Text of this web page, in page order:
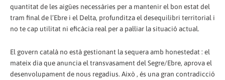
quantitat de les aigües necessàries per a mantenir el bon estat del
tram final de l’Ebre i el Delta, profunditza el desequilibri territorial i
no te cap utilitat ni eficàcia real per a pal·liar la situació actual.
El govern català no està gestionant la sequera amb honestedat : el
mateix dia que anuncia el transvasament del Segre/Ebre, aprova el
desenvolupament de nous regadius. Això , és una gran contradicció